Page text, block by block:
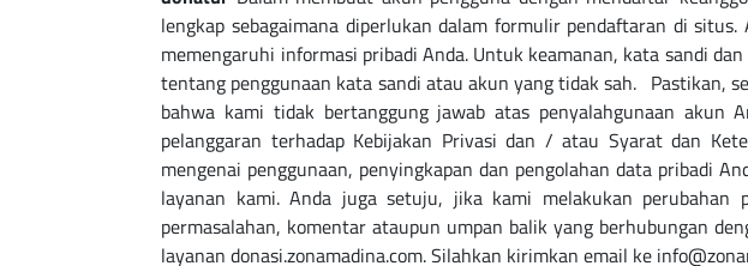
lengkap sebagaimana diperlukan dalam formulir pendaftaran di
memengaruhi informasi pribadi Anda. Untuk keamanan, kata sandi
tentang penggunaan kata sandi atau akun yang tidak sah. Pastikan,
bahwa kami tidak bertanggung jawab atas penyalahgunaan
pelanggaran terhadap Kebijakan Privasi dan / atau Syarat dan
mengenai penggunaan, penyingkapan dan pengolahan data pribadi
layanan kami. Anda juga setuju, jika kami melakukan perubahan
permasalahan, komentar ataupun umpan balik yang berhubungan